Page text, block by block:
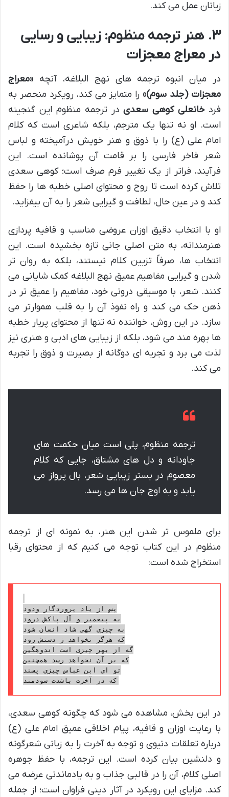
زبانان عمل می کند.
۳. هنر ترجمه منظوم: زیبایی و رسایی
در معراج معجزات
در میان انبوه ترجمه های نهج البلاغه، آنچه «معراج
معجزات (جلد سوم)» را متمایز می کند، رویکرد منحصر به
فردخانعلی کوهی سعدیدر ترجمه منظوم این گنجینه
است. او نه تنها یک مترجم، بلکه شاعری است که کلام
امام علی (ع) را با ذوق و هنر خویش درآمیخته و لباس
شعر فاخر فارسی را بر قامت آن پوشانده است. این
فرآیند، فراتر از یک تغییر فرم صرف است؛ کوهی سعدی
تلاش کرده است تا روح و محتوای اصلی خطبه ها را حفظ
کند و در عین حال، لطافت و گیرایی شعر را به آن بیفزاید.
او با انتخاب دقیق اوزان عروضی مناسب و قافیه پردازی
هنرمندانه، به متن اصلی جانی تازه بخشیده است. این
انتخاب ها، صرفاً تزیین کلام نیستند، بلکه به روان تر
شدن و گیرایی مفاهیم عمیق نهج البلاغه کمک شایانی می
کنند. شعر، با موسیقی درونی خود، مفاهیم را عمیق تر در
ذهن حک می کند و راه نفوذ آن را به قلب هموارتر می
سازد. در این روش، خواننده نه تنها از محتوای پربار خطبه
ها بهره مند می شود، بلکه از زیبایی های ادبی و هنری نیز
لذت می برد و تجربه ای دوگانه از بصیرت و ذوق را تجربه
می کند.
ترجمه منظوم، پلی است میان حکمت های
جاودانه و دل های مشتاق، جایی که کلام
معصوم در بستر زیبایی شعر، بال پرواز می
یابد و به اوج جان ها می رسد.
برای ملموس تر شدن این هنر، به نمونه ای از ترجمه
منظوم در این کتاب توجه می کنیم که از محتوای رقبا
استخراج شده است:
پس از یاد پروردگار ودود
به پیغمبر و آل پاکش درود
به چیزی گهی شاد انسان شود
که هرگز نخواهد ز دستش رود
گه از بهر چیزی است اندوهگین
که بر آن نخواهد رسد همچنین
تو ای ابن عباس چیزی پسند
در این بخش، مشاهده می شود که چگونه کوهی سعدی،
با رعایت اوزان و قافیه، پیام اخلاقی عمیق امام علی (ع)
درباره تعلقات دنیوی و توجه به آخرت را به زبانی شعرگونه
و دلنشین بیان کرده است. این ترجمه، با حفظ جوهره
اصلی کلام، آن را در قالبی جذاب و به یادماندنی عرضه می
کند. مزایای این رویکرد در آثار دینی فراوان است؛ از جمله